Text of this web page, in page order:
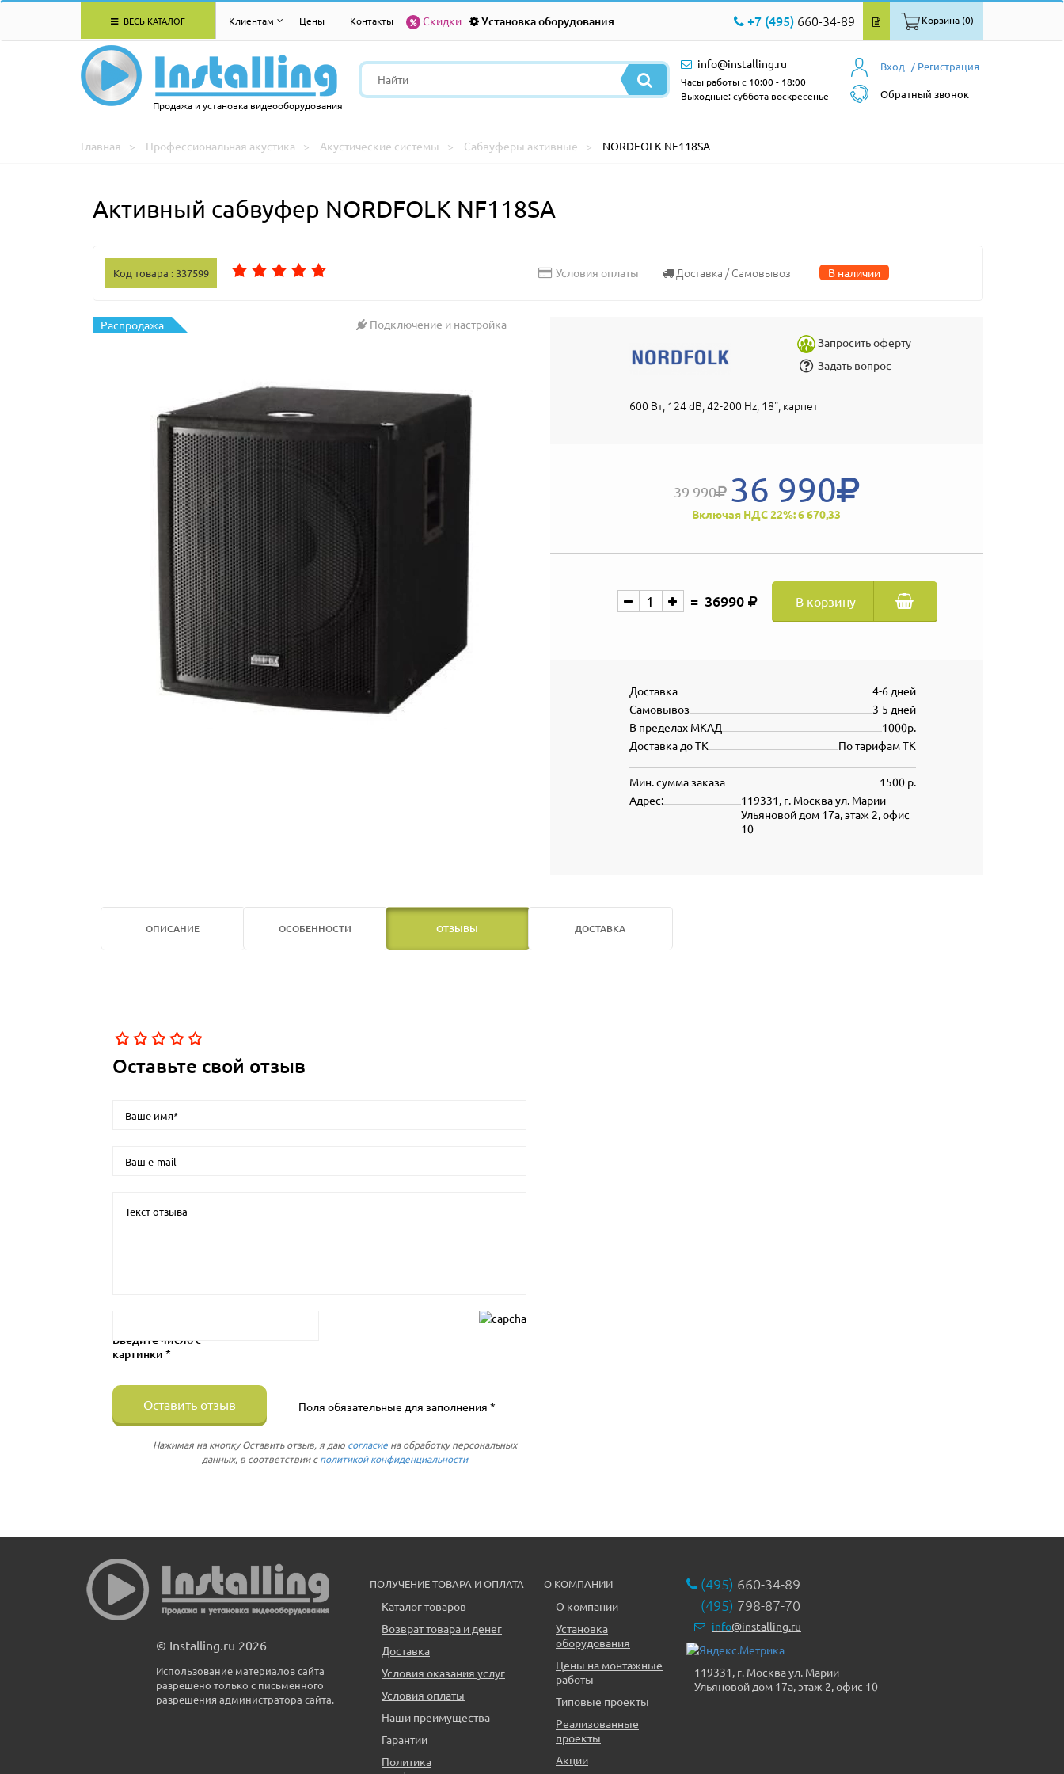
ВЕСЬ КАТАЛОГ Клиентам Цены Контакты Скидки Установка оборудования +7 (495) 660-34-89 Корзина (0)
Продажа и установка видеооборудования
Вход / Регистрация
Обратный звонок
info@installing.ru
Часы работы с 10:00 - 18:00
Выходные: суббота воскресенье
Главная Профессиональная акустика Акустические системы Сабвуферы активные NORDFOLK NF118SA
Активный сабвуфер NORDFOLK NF118SA
Код товара : 337599 Условия оплаты Доставка / Самовывоз В наличии
Распродажа
Подключение и настройка
Запросить оферту
Задать вопрос
600 Вт, 124 dB, 42-200 Hz, 18", карпет
39 990 36 990
Включая НДС 22%: 6 670,33
36990 В корзину
4-6 дней
Доставка
3-5 дней
Самовывоз
1000р.
В пределах МКАД
По тарифам ТК
Доставка до ТК
1500 р.
Мин. сумма заказа
119331, г. Москва ул. Марии
Ульяновой дом 17а, этаж 2, офис
10
Адрес:
ОПИСАНИЕ ОСОБЕННОСТИ ОТЗЫВЫ ДОСТАВКА
Оставьте свой отзыв
Введите число с
картинки *
Оставить отзыв Поля обязательные для заполнения *
Нажимая на кнопку Оставить отзыв, я даю согласие на обработку персональных
данных, в соответствии сполитикой конфиденциальности
© Installing.ru 2026
Использование материалов сайта
разрешено только с письменного
разрешения администратора сайта.
ПОЛУЧЕНИЕ ТОВАРА И ОПЛАТА
Каталог товаров
Возврат товара и денег
Доставка
Условия оказания услуг
Условия оплаты
Наши преимущества
Гарантии
Политика
О КОМПАНИИ
О компании
Установка
оборудования
Цены на монтажные
работы
Типовые проекты
Реализованные
проекты
Акции
(495) 660-34-89
(495) 798-87-70
info@installing.ru
119331, г. Москва ул. Марии
Ульяновой дом 17а, этаж 2, офис 10